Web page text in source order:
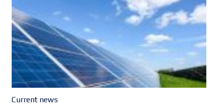
Current news